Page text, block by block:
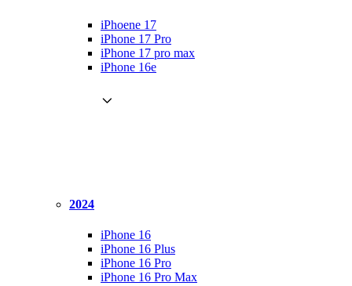
iPhoene 17
iPhone 17 Pro
iPhone 17 pro max
iPhone 16e
2024
iPhone 16
iPhone 16 Plus
iPhone 16 Pro
iPhone 16 Pro Max